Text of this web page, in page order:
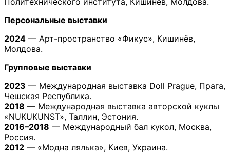
Персональные выставки
2024 — Арт-пространство «Фикус», Кишинёв,
Молдова.
Групповые выставки
2023 — Международная выставка Doll Prague, Прага,
Чешская Республика.
2018 — Международная выставка авторской куклы
«NUKUKUNST», Таллин, Эстония.
2016–2018 — Международный бал кукол, Москва,
Россия.
2012 — «Модна лялька», Киев, Украина.